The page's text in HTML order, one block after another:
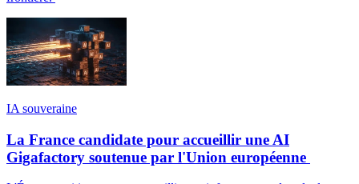
IA souveraine
La France candidate pour accueillir une AI
Gigafactory soutenue par l'Union européenne